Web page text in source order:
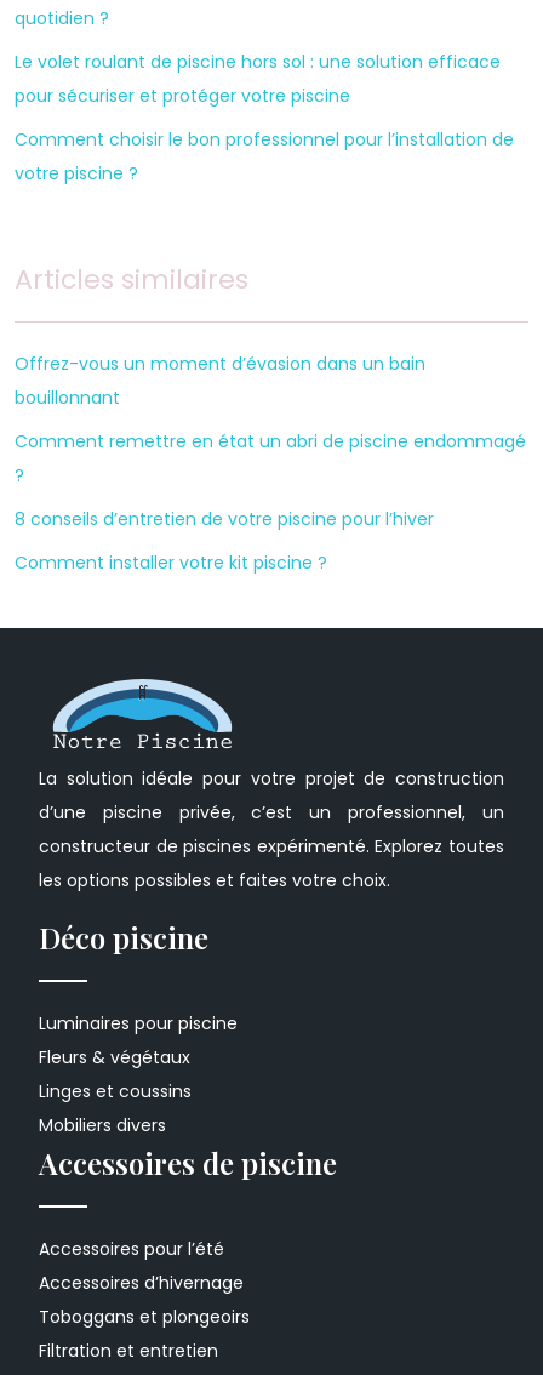
quotidien ?
Le volet roulant de piscine hors sol : une solution efficace
pour sécuriser et protéger votre piscine
Comment choisir le bon professionnel pour l’installation de
votre piscine ?
Articles similaires
Offrez-vous un moment d’évasion dans un bain
bouillonnant
Comment remettre en état un abri de piscine endommagé
?
8 conseils d’entretien de votre piscine pour l’hiver
Comment installer votre kit piscine ?
La solution idéale pour votre projet de construction
d’une piscine privée, c’est un professionnel, un
constructeur de piscines expérimenté. Explorez toutes
les options possibles et faites votre choix.
Déco piscine
Luminaires pour piscine
Fleurs & végétaux
Linges et coussins
Mobiliers divers
Accessoires de piscine
Accessoires pour l’été
Accessoires d’hivernage
Toboggans et plongeoirs
Filtration et entretien